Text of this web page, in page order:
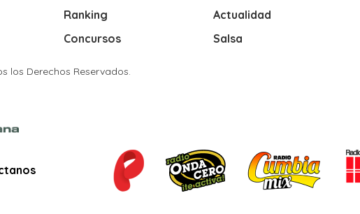
Ranking
Concursos
Actualidad
Salsa
los Derechos Reservados.